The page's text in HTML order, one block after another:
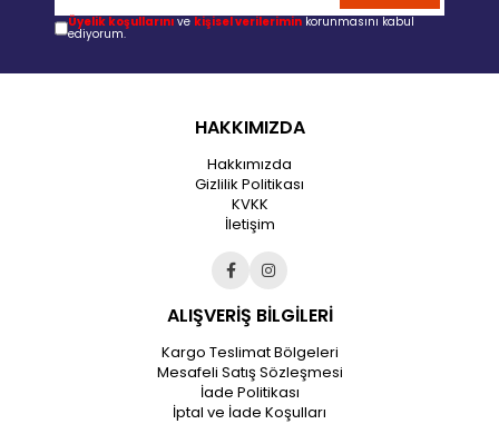
Üyelik koşullarını ve kişisel verilerimin korunmasını kabul
ediyorum.
HAKKIMIZDA
Hakkımızda
Gizlilik Politikası
KVKK
İletişim
ALIŞVERİŞ BİLGİLERİ
Kargo Teslimat Bölgeleri
Mesafeli Satış Sözleşmesi
İade Politikası
İptal ve İade Koşulları